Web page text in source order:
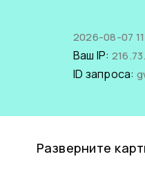
2026-08-07
Ваш IP:
ID запроса:
Разверните